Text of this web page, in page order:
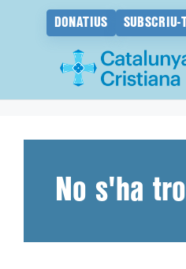
DONATIUS SUBSCRIU-
No s'ha